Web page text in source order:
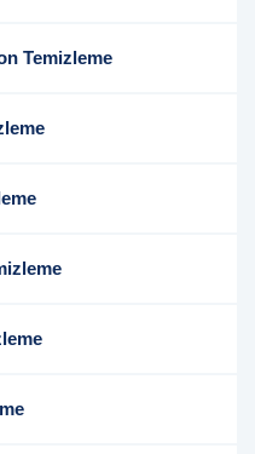
Temizleme